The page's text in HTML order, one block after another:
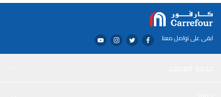
ابقى على تواصل معنا